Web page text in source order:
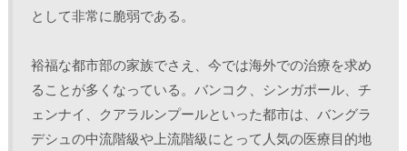
として非常に脆弱である。
裕福な都市部の家族でさえ、今では海外での治療を求め
ることが多くなっている。バンコク、シンガポール、チ
ェンナイ、クアラルンプールといった都市は、バングラ
デシュの中流階級や上流階級にとって人気の医療目的地